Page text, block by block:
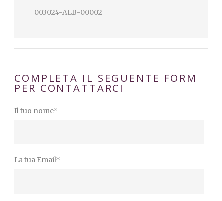
003024-ALB-00002
COMPLETA IL SEGUENTE FORM
PER CONTATTARCI
Il tuo nome*
La tua Email*